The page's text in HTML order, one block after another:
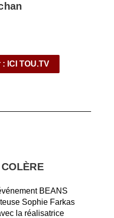
ICI TOU.TV
BEANS
Sophie Farkas
la réalisatrice